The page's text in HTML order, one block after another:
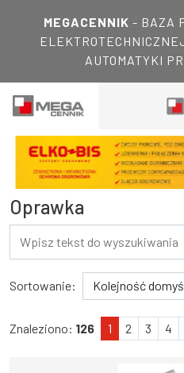
MEGACENNIK - BAZA
AUTOMATYKI
Oprawka
Wyniki
Sortowanie:
Znaleziono: 126 1 2 3 4